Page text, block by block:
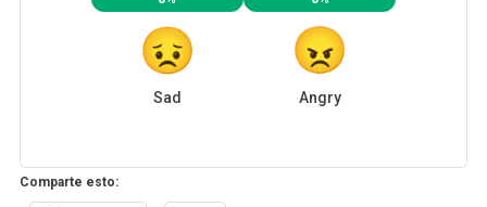
Sad Angry
Comparte esto: